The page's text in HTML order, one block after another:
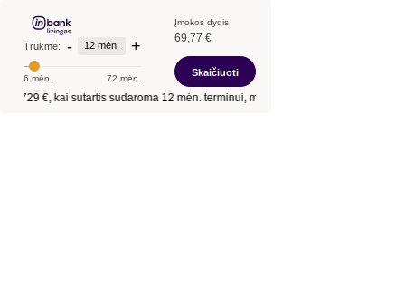
Trukmė: - 12 mėn. +
6 mėn. 72 mėn.
Įmokos dydis
69,77 €
Skaičiuoti
729 €, kai sutartis sudaroma12 mėn.terminui, metinė palūkanų norma –